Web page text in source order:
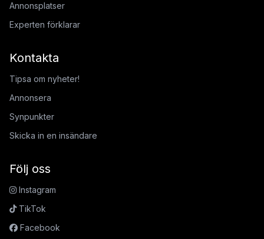
Annonsplatser
Experten förklarar
Kontakta
Tipsa om nyheter!
Annonsera
Synpunkter
Skicka in en insändare
Följ oss
Instagram
TikTok
Facebook